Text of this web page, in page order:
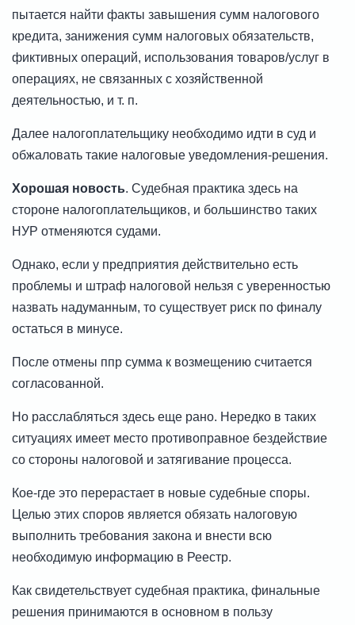
пытается найти факты завышения сумм налогового
кредита, занижения сумм налоговых обязательств,
фиктивных операций, использования товаров/услуг в
операциях, не связанных с хозяйственной
деятельностью, и т. п.
Далее налогоплательщику необходимо идти в суд и
обжаловать такие налоговые уведомления-решения.
Хорошая новость. Судебная практика здесь на
стороне налогоплательщиков, и большинство таких
НУР отменяются судами.
Однако, если у предприятия действительно есть
проблемы и штраф налоговой нельзя с уверенностью
назвать надуманным, то существует риск по финалу
остаться в минусе.
После отмены ппр сумма к возмещению считается
согласованной.
Но расслабляться здесь еще рано. Нередко в таких
ситуациях имеет место противоправное бездействие
со стороны налоговой и затягивание процесса.
Кое-где это перерастает в новые судебные споры.
Целью этих споров является обязать налоговую
выполнить требования закона и внести всю
необходимую информацию в Реестр.
Как свидетельствует судебная практика, финальные
решения принимаются в основном в пользу